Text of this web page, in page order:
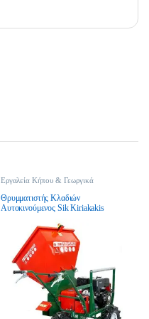
Εργαλεία Κήπου & Γεωργικά
θρυμματιστές Κλαδιών Πετρελαίου
Θρυμματιστής Κλαδιών
Αυτοκινούμενος Sik Kiriakakis